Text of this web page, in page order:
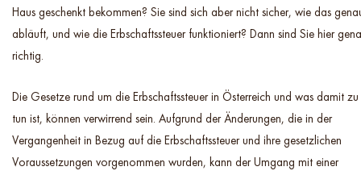
Haus geschenkt bekommen? Sie sind sich aber nicht sicher, wie das
abläuft, und wie die Erbschaftssteuer funktioniert? Dann sind Sie hier
richtig.
Die Gesetze rund um die Erbschaftssteuer in Österreich und was damit zu
tun ist, können verwirrend sein. Aufgrund der Änderungen, die in der
Vergangenheit in Bezug auf die Erbschaftssteuer und ihre gesetzlichen
Voraussetzungen vorgenommen wurden, kann der Umgang mit einer